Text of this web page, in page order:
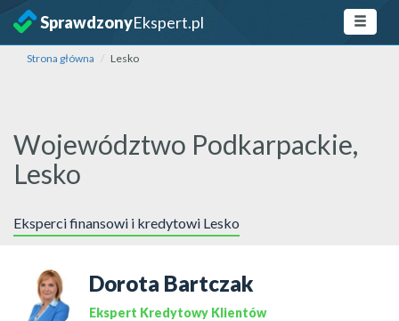
SprawdzonyEkspert.pl
Strona główna Lesko
Województwo Podkarpackie,
Lesko
Eksperci finansowi i kredytowi Lesko
Dorota Bartczak
Ekspert Kredytowy Klientów